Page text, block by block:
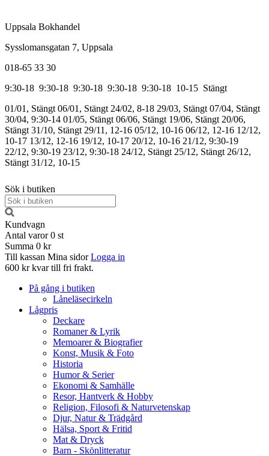
Uppsala Bokhandel
Sysslomansgatan 7, Uppsala
018-65 33 30
9:30-18 9:30-18 9:30-18 9:30-18 9:30-18 10-15 Stängt
01/01, Stängt 06/01, Stängt 24/02, 8-18 29/03, Stängt 07/04, Stängt
30/04, 9:30-14 01/05, Stängt 06/06, Stängt 19/06, Stängt 20/06,
Stängt 31/10, Stängt 29/11, 12-16 05/12, 10-16 06/12, 12-16 12/12,
10-17 13/12, 12-16 19/12, 10-17 20/12, 10-16 21/12, 9:30-19
22/12, 9:30-19 23/12, 9:30-18 24/12, Stängt 25/12, Stängt 26/12,
Stängt 31/12, 10-15
Sök i butiken
Kundvagn
Antal varor 0 st
Summa 0 kr
Till kassan Mina sidor Logga in
600 kr kvar till fri frakt.
På gång i butiken
Låneläsecirkeln
Lågpris
Deckare
Romaner & Lyrik
Memoarer & Biografier
Konst, Musik & Foto
Historia
Humor & Serier
Ekonomi & Samhälle
Resor, Hantverk & Hobby
Religion, Filosofi & Naturvetenskap
Djur, Natur & Trädgård
Hälsa, Sport & Fritid
Mat & Dryck
Barn - Skönlitteratur